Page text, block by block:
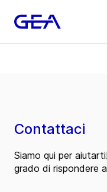
Contattaci
Siamo qui per
grado di rispondere